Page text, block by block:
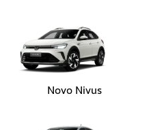
Novo Nivus